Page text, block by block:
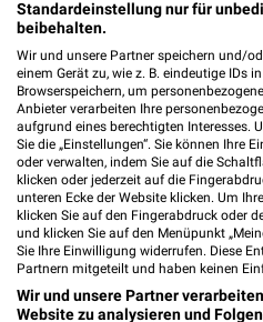
Heute 08:00 -
429,10 km •
A.T.U Frankfurt am
Mainzer Landstraße
65933 Frankfurt am
Heute 08:00 -
429,15 km
A.T.U Frankfurt am
Standardeinstellung nur für
beibehalten.
Wir und unsere Partner speichern und/
einem Gerät zu, wie z. B. eindeutige IDs
Browserspeichern, um
Anbieter verarbeiten Ihre
aufgrund eines berechtigten Interesses.
Sie die „Einstellungen“. Sie können Ihre
oder verwalten, indem Sie auf die
klicken oder jederzeit auf die
unteren Ecke der Website klicken. Um
klicken Sie auf den Fingerabdruck oder
und klicken Sie auf den Menüpunkt
Sie Ihre Einwilligung widerrufen. Diese
Partnern mitgeteilt und haben keinen
Wir und unsere Partner
Website zu analysieren und